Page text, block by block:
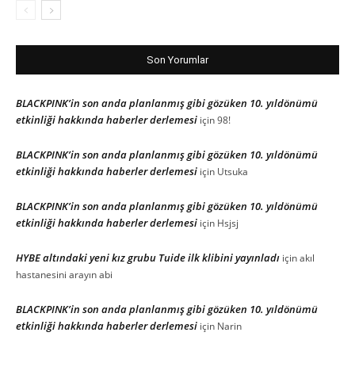
Son Yorumlar
BLACKPINK’in son anda planlanmış gibi gözüken 10. yıldönümü
etkinliği hakkında haberler derlemesi için98!
BLACKPINK’in son anda planlanmış gibi gözüken 10. yıldönümü
etkinliği hakkında haberler derlemesi için Utsuka
BLACKPINK’in son anda planlanmış gibi gözüken 10. yıldönümü
etkinliği hakkında haberler derlemesi için Hsjsj
HYBE altındaki yeni kız grubu Tuide ilk klibini yayınladı içinakıl
hastanesini arayın abi
BLACKPINK’in son anda planlanmış gibi gözüken 10. yıldönümü
etkinliği hakkında haberler derlemesi için Narin